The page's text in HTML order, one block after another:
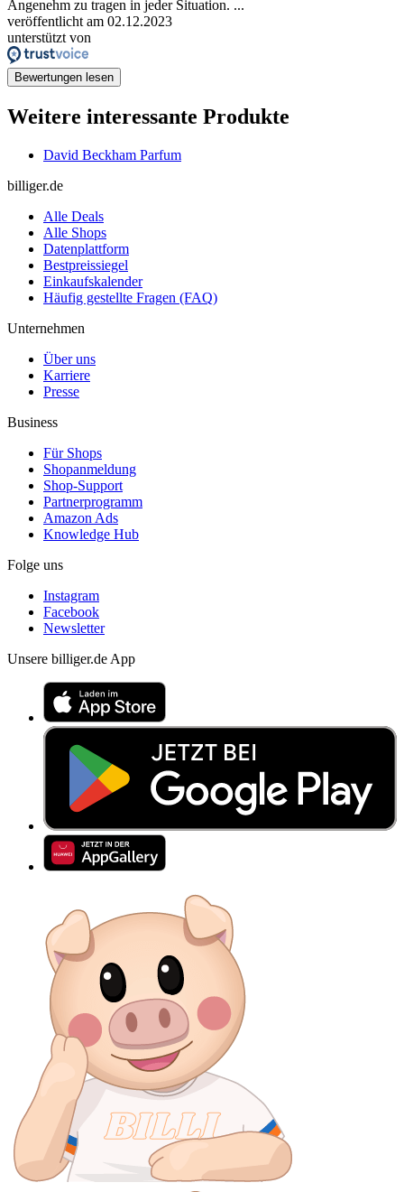
Angenehm zu tragen in jeder Situation. ...
veröffentlicht am 02.12.2023
unterstützt von
Bewertungen lesen
Weitere interessante Produkte
David Beckham Parfum
billiger.de
Alle Deals
Alle Shops
Datenplattform
Bestpreissiegel
Einkaufskalender
Häufig gestellte Fragen (FAQ)
Unternehmen
Über uns
Karriere
Presse
Business
Für Shops
Shopanmeldung
Shop-Support
Partnerprogramm
Amazon Ads
Knowledge Hub
Folge uns
Instagram
Facebook
Newsletter
Unsere billiger.de App